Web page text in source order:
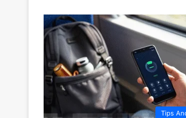
Tips